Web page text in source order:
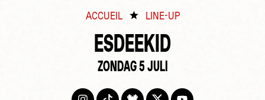
ACCUEIL LINE-UP
ESDEEKID
ZONDAG 5 JULI